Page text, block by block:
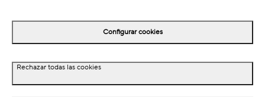
Detalles del producto
Descripción
Configurar cookies
Rechazar todas las cookies